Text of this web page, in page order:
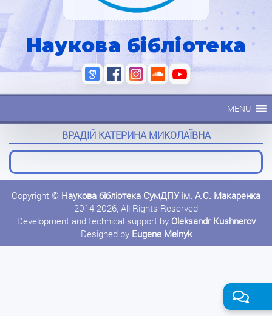
Наукова бібліотека
MENU
ВРАДІЙ КАТЕРИНА МИКОЛАЇВНА
Copyright © Наукова бібліотека СумДПУ ім. А.С. Макаренка
2014-2026, All Rights Reserved
Development and technical support by Oleksandr Kushnerov
Designed by Eugene Melnyk